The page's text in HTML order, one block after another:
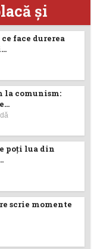
şi
face durerea
la comunism:
poţi lua din
scrie momente